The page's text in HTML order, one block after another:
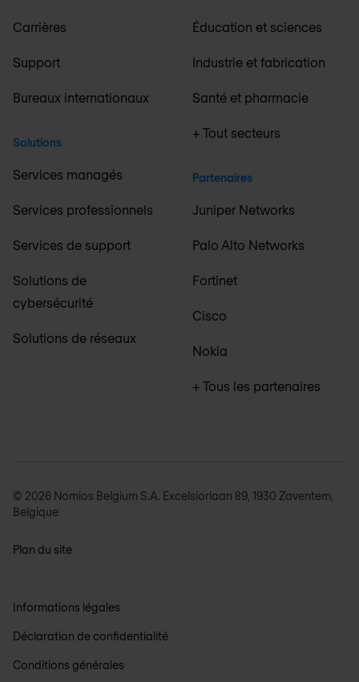
Carrières
Support
Bureaux internationaux
Solutions
Services managés
Services professionnels
Services de support
Solutions de
cybersécurité
Solutions de réseaux
Éducation et sciences
Industrie et fabrication
Santé et pharmacie
+ Tout secteurs
Partenaires
Juniper Networks
Palo Alto Networks
Fortinet
Cisco
Nokia
+ Tous les partenaires
© 2026 Nomios Belgium S.A. Excelsiorlaan 89, 1930 Zaventem,
Belgique
Plan du site
Informations légales
Déclaration de confidentialité
Conditions générales